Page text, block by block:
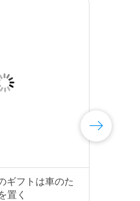
ギフトは車のた
置く